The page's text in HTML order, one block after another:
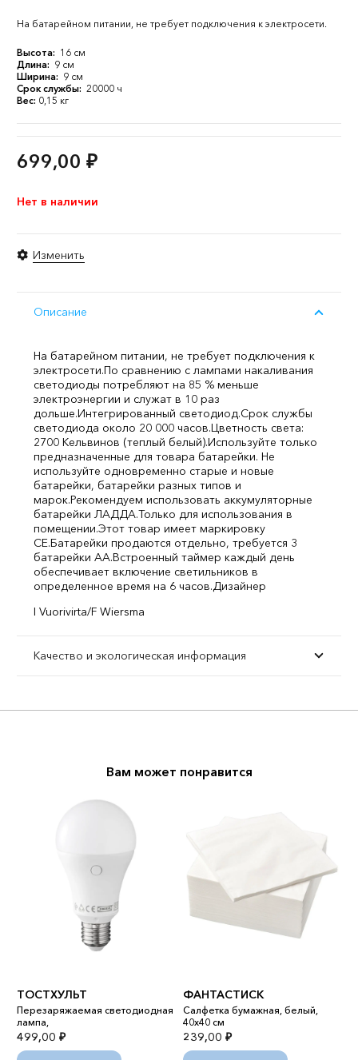
На батарейном питании, не требует подключения к электросети.
Высота: 16 см
Длина: 9 см
Ширина: 9 см
Срок службы: 20000 ч
Вес: 0,15 кг
699,00 ₽
Нет в наличии
Изменить
Описание
На батарейном питании, не требует подключения к
электросети.По сравнению с лампами накаливания
светодиоды потребляют на 85 % меньше
электроэнергии и служат в 10 раз
дольше.Интегрированный светодиод.Срок службы
светодиода около 20 000 часов.Цветность света:
2700 Кельвинов (теплый белый).Используйте только
предназначенные для товара батарейки. Не
используйте одновременно старые и новые
батарейки, батарейки разных типов и
марок.Рекомендуем использовать аккумуляторные
батарейки ЛАДДА.Только для использования в
помещении.Этот товар имеет маркировку
CE.Батарейки продаются отдельно, требуется 3
батарейки АА.Встроенный таймер каждый день
обеспечивает включение светильников в
определенное время на 6 часов.Дизайнер
I Vuorivirta/F Wiersma
Качество и экологическая информация
Вам может понравится
ТОСТХУЛЬТ
Перезаряжаемая светодиодная
лампа,
499,00 ₽
ФАНТАСТИСК
Салфетка бумажная, белый,
40x40 см
239,00 ₽